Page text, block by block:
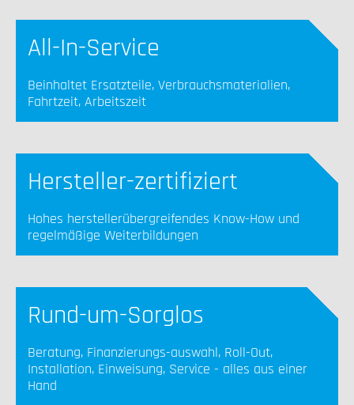
All-In-Service
Beinhaltet Ersatzteile, Verbrauchsmaterialien,
Fahrtzeit, Arbeitszeit
Hersteller-zertifiziert
Hohes herstellerübergreifendes Know-How und
regelmäßige Weiterbildungen
Rund-um-Sorglos
Beratung, Finanzierungs-auswahl, Roll-Out,
Installation, Einweisung, Service - alles aus einer
Hand